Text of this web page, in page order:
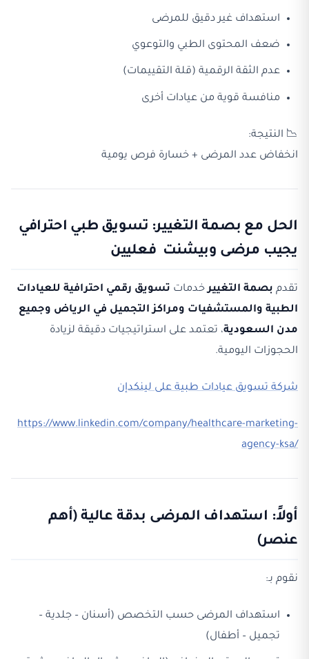
استهداف غير دقيق للمرضى
ضعف المحتوى الطبي والتوعوي
عدم الثقة الرقمية (قلة التقييمات)
منافسة قوية من عيادات أخرى
📉 النتيجة:
انخفاض عدد المرضى + خسارة فرص يومية
الحل مع بصمة التغيير: تسويق طبي احترافي
يجيب مرضى وبيشنت فعليين
تقدمبصمة التغييرخدماتتسويق رقمي احترافية للعيادات
الطبية والمستشفيات ومراكز التجميل في الرياض وجميع
مدن السعودية، تعتمد على استراتيجيات دقيقة لزيادة
الحجوزات اليومية.
شركة تسويق عيادات طبية على لينكدإن
https://www.linkedin.com/company/healthcare-marketing-
agency-ksa/
أولاً: استهداف المرضى بدقة عالية (أهم
عنصر)
نقوم بـ:
استهداف المرضى حسب التخصص (أسنان – جلدية –
تجميل – أطفال)